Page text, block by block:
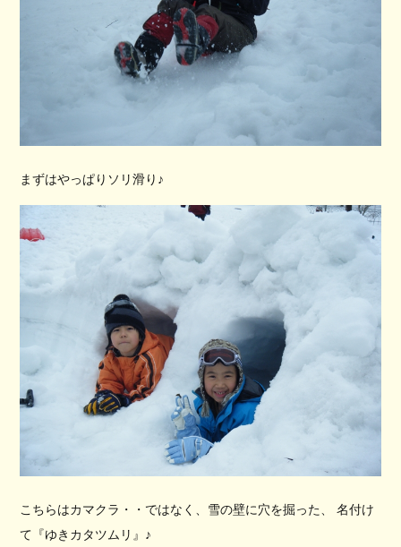
まずはやっぱりソリ滑り♪
こちらはカマクラ・・ではなく、雪の壁に穴を掘った、 名付け
て『ゆきカタツムリ』♪